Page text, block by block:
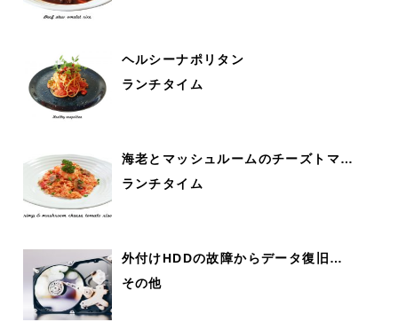
ヘルシーナポリタン
ランチタイム
海老とマッシュルームのチーズトマ…
ランチタイム
外付けHDDの故障からデータ復旧…
その他